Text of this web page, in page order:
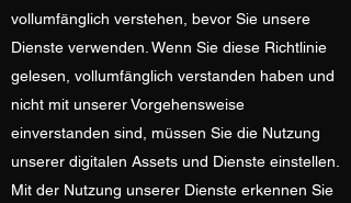
vollumfänglich verstehen, bevor Sie unsere
Dienste verwenden. Wenn Sie diese Richtlinie
gelesen, vollumfänglich verstanden haben und
nicht mit unserer Vorgehensweise
einverstanden sind, müssen Sie die Nutzung
unserer digitalen Assets und Dienste einstellen.
Mit der Nutzung unserer Dienste erkennen Sie